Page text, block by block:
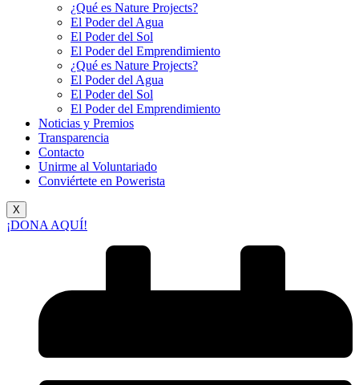
¿Qué es Nature Projects?
El Poder del Agua
El Poder del Sol
El Poder del Emprendimiento
¿Qué es Nature Projects?
El Poder del Agua
El Poder del Sol
El Poder del Emprendimiento
Noticias y Premios
Transparencia
Contacto
Unirme al Voluntariado
Conviértete en Powerista
X
¡DONA AQUÍ!